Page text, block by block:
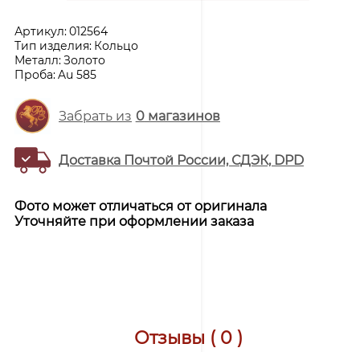
Артикул:012564
Тип изделия: Кольцо
Металл:Золото
Проба:Au 585
Забрать из 0магазинов
Доставка Почтой России, СДЭК, DPD
Фото может отличаться от оригинала
Уточняйте при оформлении заказа
Отзывы ( 0 )